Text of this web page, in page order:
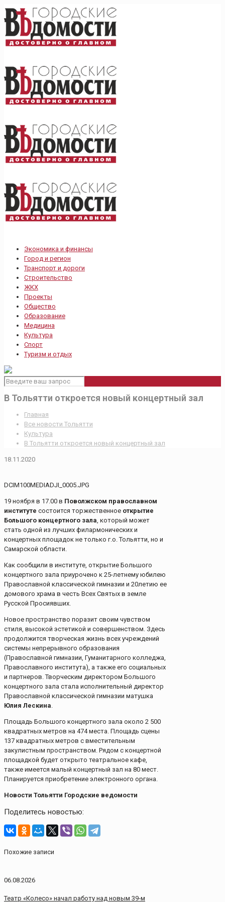
Экономика и финансы
Город и регион
Транспорт и дороги
Строительство
ЖКХ
Проекты
Общество
Образование
Медицина
Культура
Спорт
Туризм и отдых
В Тольятти откроется новый концертный зал
Главная
Все новости Тольятти
Культура
В Тольятти откроется новый концертный зал
18.11.2020
DCIM100MEDIADJI_0005.JPG
19 ноября в 17.00 в Поволжском православном
институте состоится торжественное открытие
Большого концертного зала, который может
стать одной из лучших филармонических и
концертных площадок не только г.о. Тольятти, но и
Самарской области.
Как сообщили в институте, открытие Большого
концертного зала приурочено к 25-летнему юбилею
Православной классической гимназии и 20летию ее
домового храма в честь Всех Святых в земле
Русской Просиявших.
Новое пространство поразит своим чувством
стиля, высокой эстетикой и совершенством. Здесь
продолжится творческая жизнь всех учреждений
системы непрерывного образования
(Православной гимназии, Гуманитарного колледжа,
Православного института), а также его социальных
и партнеров. Творческим директором Большого
концертного зала стала исполнительный директор
Православной классической гимназии матушка
Юлия Лескина.
Площадь Большого концертного зала около 2 500
квадратных метров на 474 места. Площадь сцены
137 квадратных метров с вместительным
закулистным пространством. Рядом с концертной
площадкой будет открыто театральное кафе,
также имеется малый концертный зал на 80 мест.
Планируется приобретение электронного органа.
Новости Тольятти Городские ведомости
Поделитесь новостью:
Похожие записи
06.08.2026
Театр «Колесо» начал работу над новым 39‑м